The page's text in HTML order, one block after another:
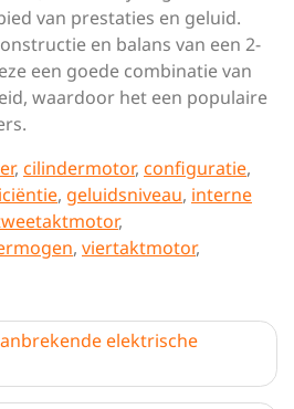
van prestaties en geluid.
en balans van een 2-
een goede combinatie van
waardoor het een populaire
, cilindermotor, configuratie,
, geluidsniveau, interne
,
, viertaktmotor,
elektrische